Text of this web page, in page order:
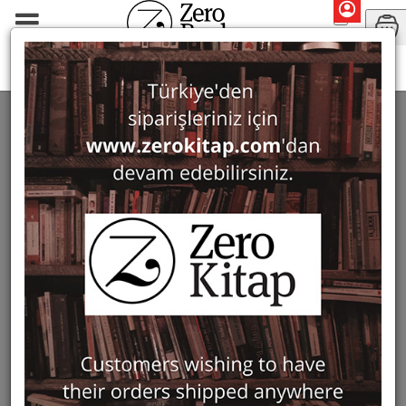
Can Nacar
SEARCH: CAN NACAR 1 ürün bulundu
Filter Show Only in Stock